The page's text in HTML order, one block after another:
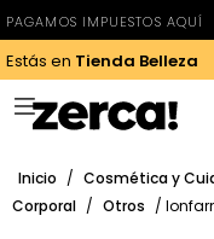
PAGAMOS IMPUESTOS AQUÍ
Estás en Tienda Belleza
Inicio / Cosmética y
Corporal / Otros /